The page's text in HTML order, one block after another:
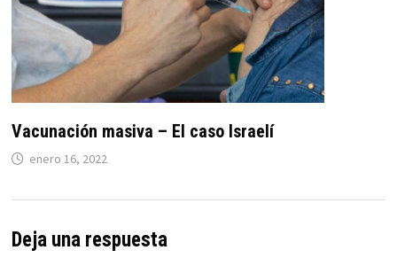
Vacunación masiva – El caso Israelí
enero 16, 2022
Deja una respuesta